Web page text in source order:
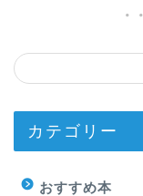
カテゴリー
おすすめ本